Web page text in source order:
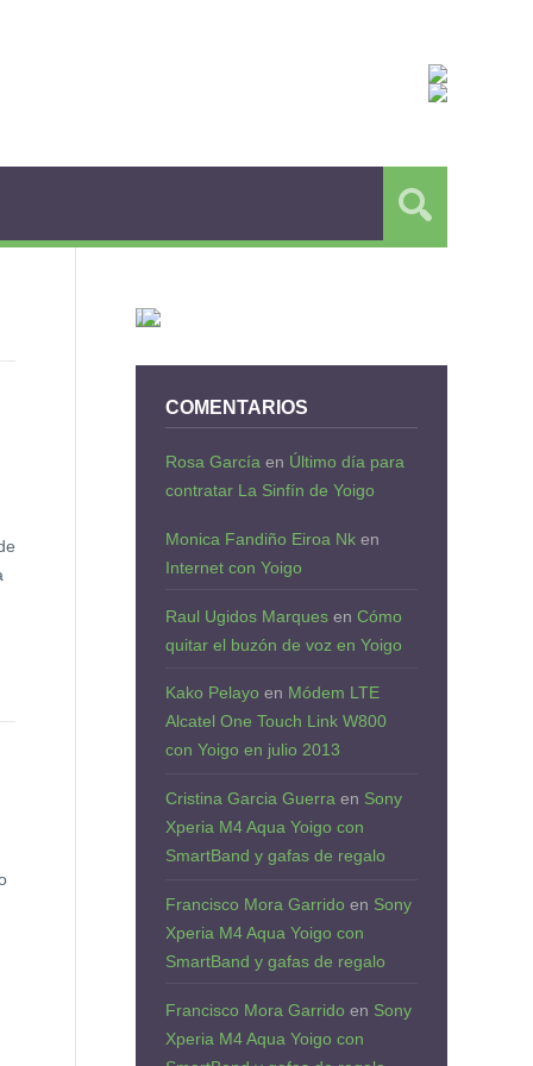
COMENTARIOS
Rosa García en Último día para
contratar La Sinfín de Yoigo
Monica Fandiño Eiroa Nk en
Internet con Yoigo
Raul Ugidos Marques en Cómo
quitar el buzón de voz en Yoigo
Kako Pelayo en Módem LTE
Alcatel One Touch Link W800
con Yoigo en julio 2013
Cristina Garcia Guerra en Sony
Xperia M4 Aqua Yoigo con
SmartBand y gafas de regalo
Francisco Mora Garrido en Sony
Xperia M4 Aqua Yoigo con
SmartBand y gafas de regalo
Francisco Mora Garrido en Sony
Xperia M4 Aqua Yoigo con